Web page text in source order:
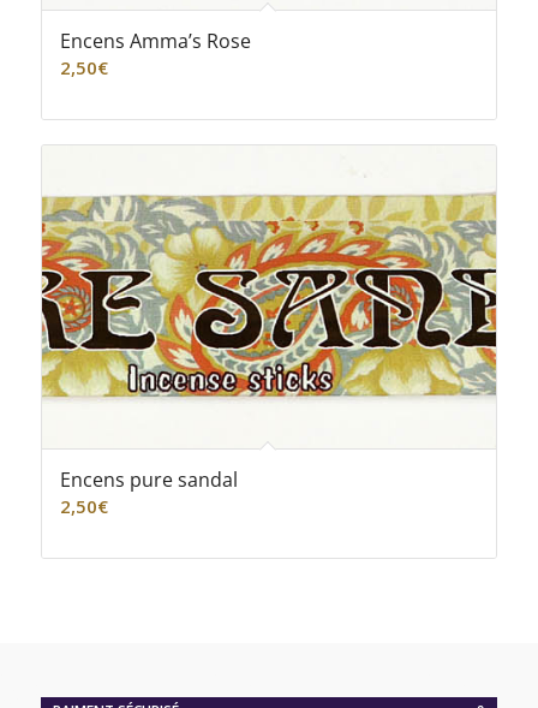
Encens Amma’s Rose
2,50€
Encens pure sandal
2,50€